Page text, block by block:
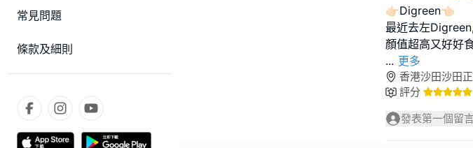
常見問題
條款及細則
👉🏻Digreen👈🏻
最近去左
... 更多
香港沙田沙田
評分
發表第一個留